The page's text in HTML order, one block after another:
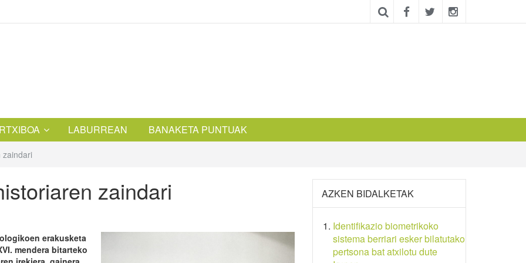
LABURREAN BANAKETA PUNTUAK
zaindari
zaindari
erakusketa
mendera bitarteko
AZKEN BIDALKETAK
Identifikazio biometrikoko
sistema berriari esker bilatutako
pertsona bat atxilotu dute